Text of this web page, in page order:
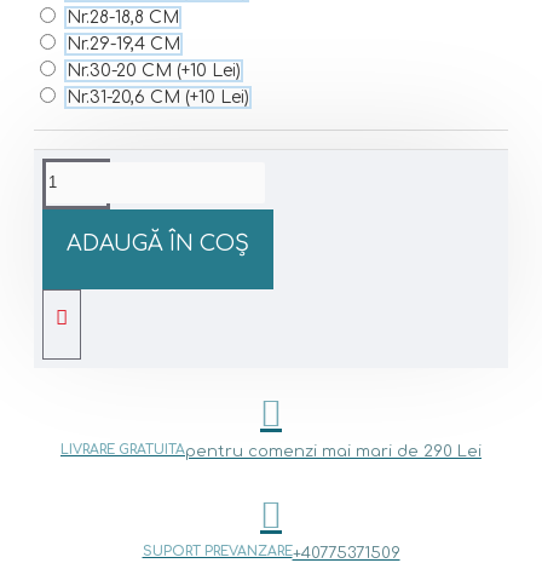
Nr.28-18,8 CM
Nr.29-19,4 CM
Nr.30-20 CM (+10 Lei)
Nr.31-20,6 CM (+10 Lei)
ADAUGĂ ÎN COŞ
LIVRARE GRATUITApentru comenzi mai mari de 290 Lei
SUPORT PREVANZARE+40775371509